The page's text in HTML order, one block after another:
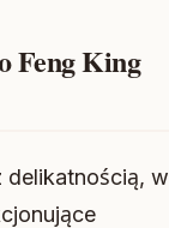
Feng King
delikatnością, w